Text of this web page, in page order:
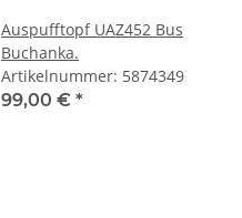
Auspufftopf UAZ452 Bus
Buchanka.
Artikelnummer: 5874349
99,00 € *